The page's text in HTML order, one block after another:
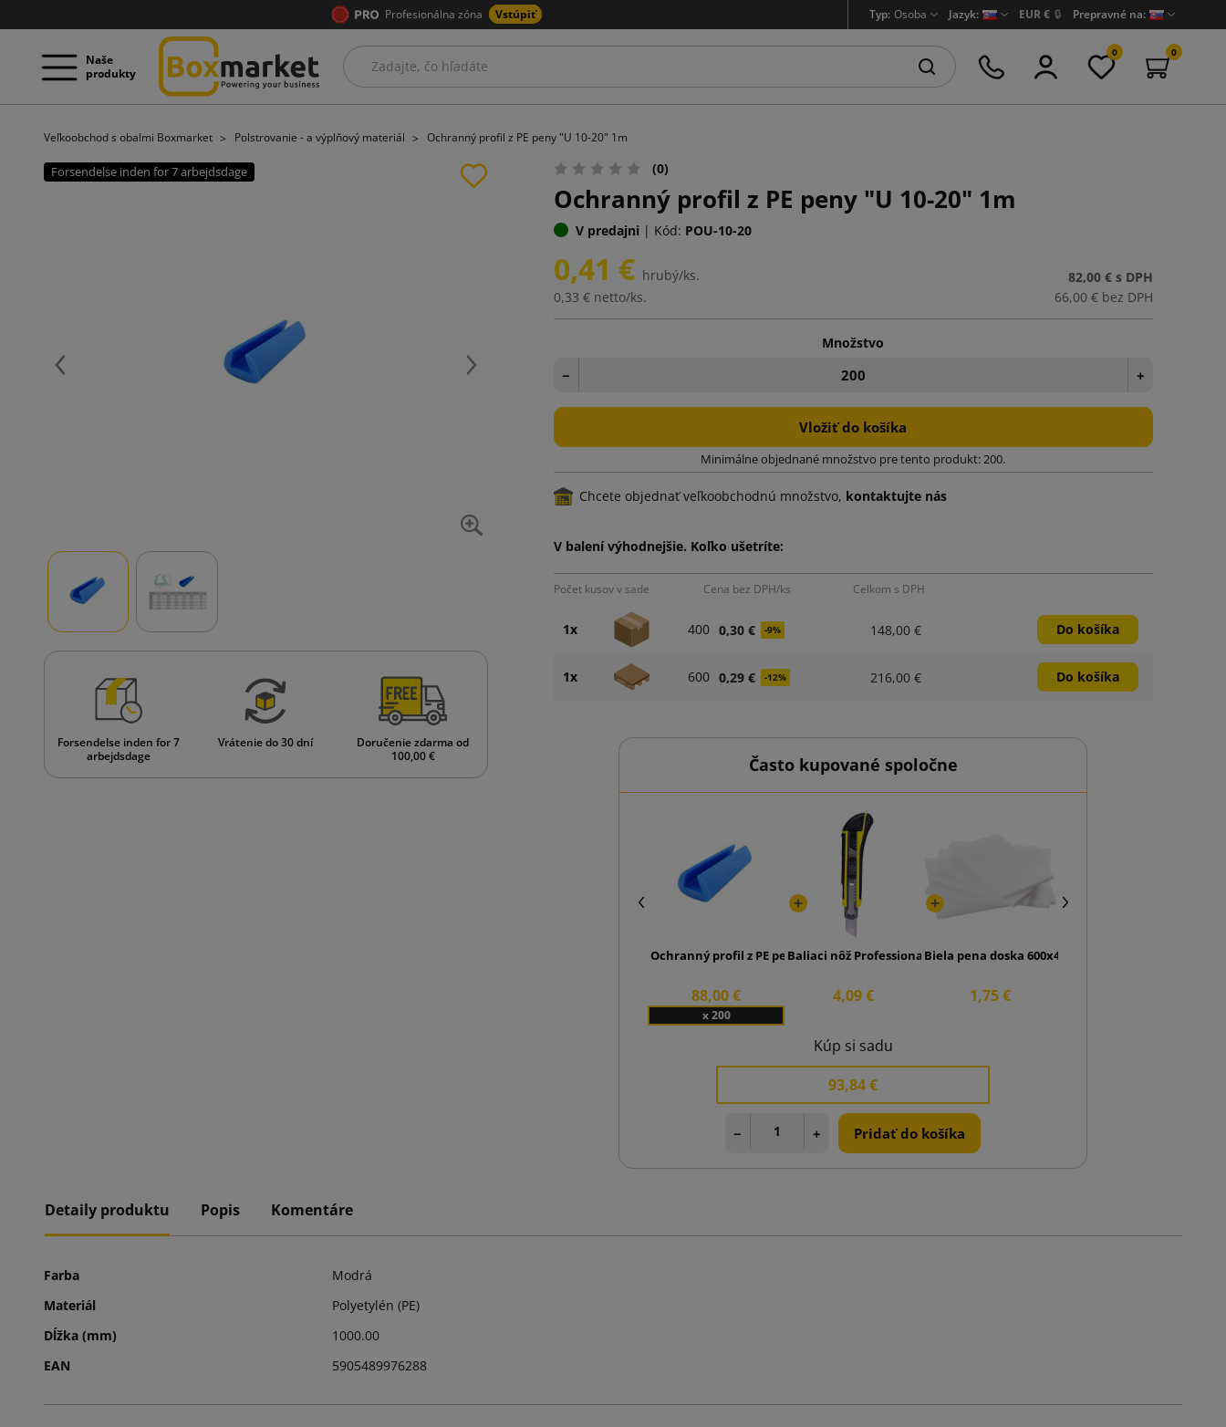
Profesionálna zóna Vstúpiť Typ: Osoba Jazyk: EUR € 🔒 Prepravné na:
Naše
produkty
0 0
Veľkoobchod s obalmi Boxmarket Polstrovanie - a výplňový materiál Ochranný profil z PE peny "U 10-20" 1m
Forsendelse inden for 7 arbejdsdage
Späť Ďalej
Forsendelse inden for 7
arbejdsdage
Vrátenie do 30 dní
Doručenie zdarma od
100,00 €
(0)
Ochranný profil z PE peny "U 10-20" 1m
V predajni | Kód: POU-10-20
0,41 € hrubý/ks.
0,33 € netto/ks.
82,00 € s DPH
66,00 € bez DPH
Množstvo
− +
Vložiť do košíka
Minimálne objednané množstvo pre tento produkt: 200.
Chcete objednať veľkoobchodnú množstvo, kontaktujte nás
V balení výhodnejšie. Koľko ušetríte:
Počet kusov v sade Cena bez DPH/ks Celkom s DPH
1x 400 0,30 € -9% 148,00 € Do košíka
1x 600 0,29 € -12% 216,00 € Do košíka
Často kupované spoločne
Ochranný profil z PE peny "U 10-20" 1m
88,00 €
x 200
Baliaci nôž Professional 18 mm
4,09 €
Biela pena doska 600x400x10
1,75 €
Kúp si sadu
93,84 €
− + Pridať do košíka
Detaily produktu Popis Komentáre
Farba
Modrá
Materiál
Polyetylén (PE)
Dĺžka (mm)
1000.00
EAN
5905489976288